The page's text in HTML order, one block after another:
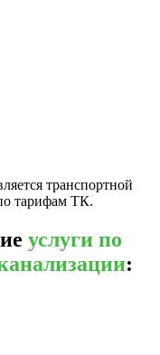
транспортной
тарифам ТК.
услуги по
: